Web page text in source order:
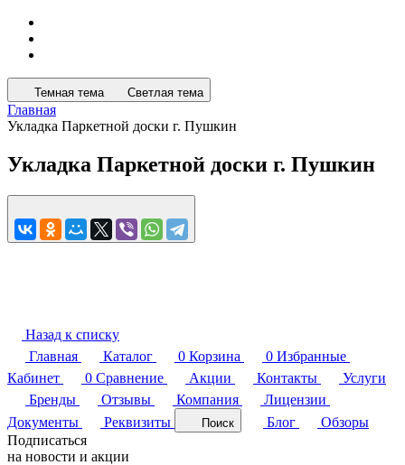
Темная тема Светлая тема
Главная
Укладка Паркетной доски г. Пушкин
Укладка Паркетной доски г. Пушкин
Назад к списку
Главная
Каталог 0 Корзина 0 Избранные
Кабинет
0 Сравнение Акции Контакты
Услуги
Бренды
Отзывы Компания
Лицензии
Документы
Реквизиты Поиск Блог
Обзоры
Подписаться
на новости и акции